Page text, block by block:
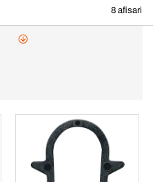
8 afisari